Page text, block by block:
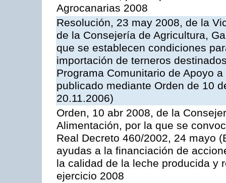
Agrocanarias 2008
Resolución, 23 may 2008, de la
de la Consejería de Agricultura,
que se establecen condiciones
importación de terneros
Programa Comunitario de Apoyo
publicado mediante Orden de 10
20.11.2006)
Orden, 10 abr 2008, de la
Alimentación, por la que se
Real Decreto 460/2002, 24 mayo
ayudas a la financiación de
la calidad de la leche producida y
ejercicio 2008